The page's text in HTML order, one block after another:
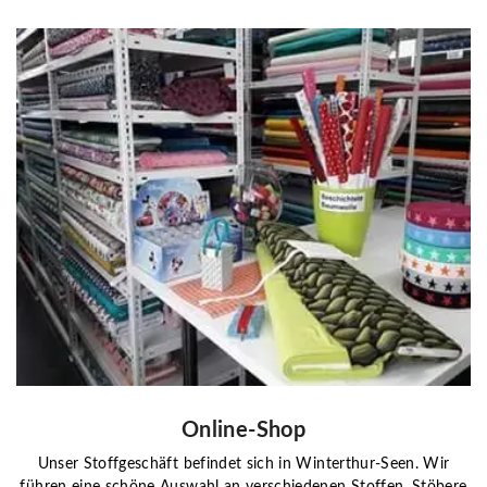
Online-Shop
Unser Stoffgeschäft befindet sich in Winterthur-Seen. Wir